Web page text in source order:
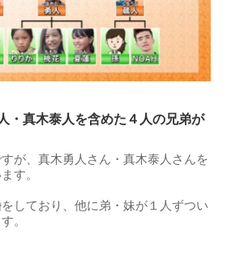
・真木泰人を含めた４人の兄弟が
が、真木勇人さん・真木泰人さんを
す。
しており、他に弟・妹が１人ずつい
。